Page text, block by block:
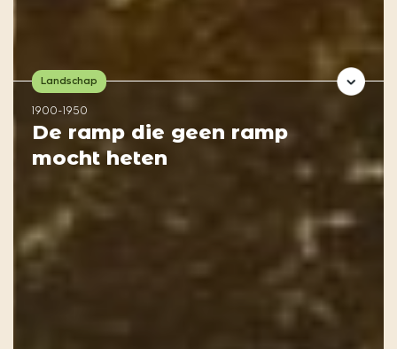
Landschap
1900-1950
De ramp die geen ramp
mocht heten